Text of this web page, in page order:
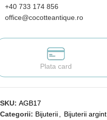
+40 733 174 856
office@cocotteantique.ro
Plata card
SKU: AGB17
Categorii: Bijuterii Bijuterii argint